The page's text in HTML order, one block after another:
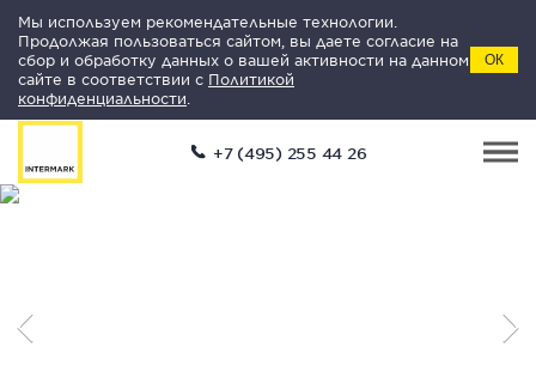
Мы используем рекомендательные технологии.
Продолжая пользоваться сайтом, вы даете согласие на
сбор и обработку данных о вашей активности на данном
сайте в соответствии с Политикой
конфиденциальности
ОК
+7 (495) 255 44 26